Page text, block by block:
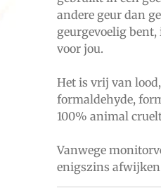
andere geur dan
geurgevoelig
voor jou.
Het is vrij van
formaldehyde,
100% animal
Vanwege
enigszins